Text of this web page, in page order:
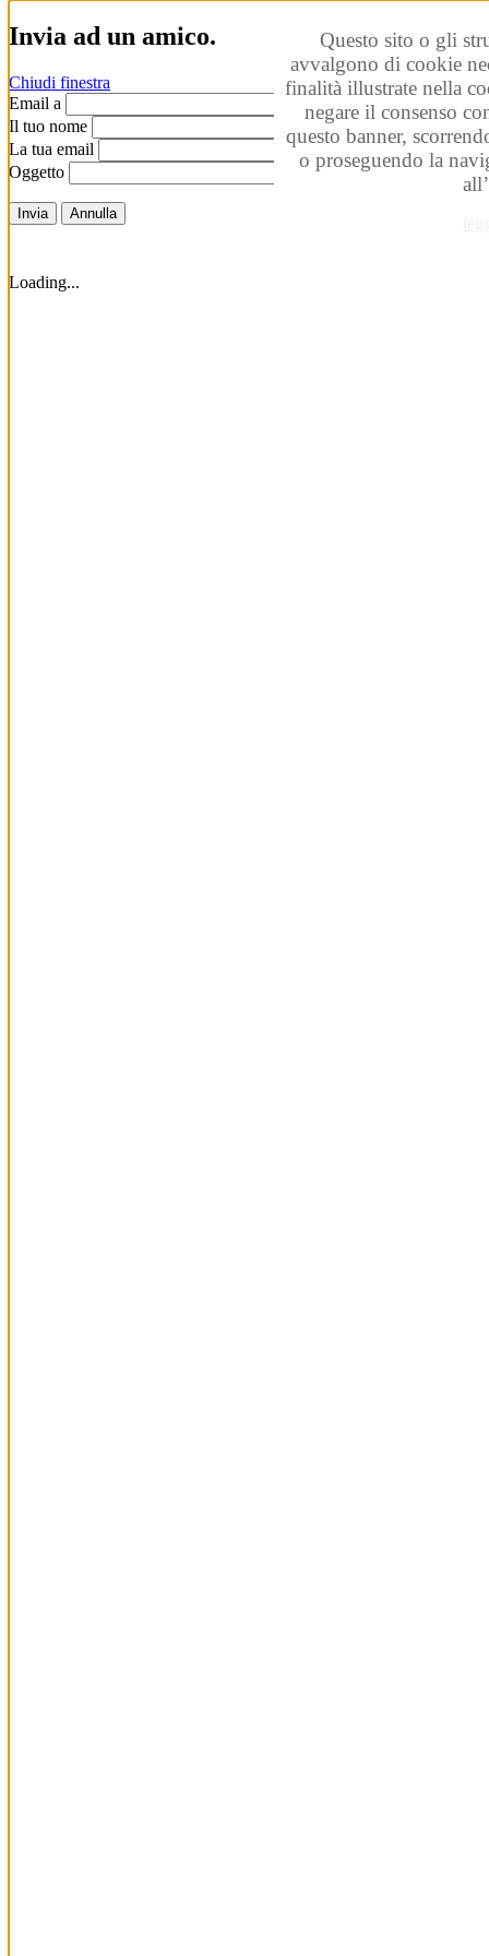
Questo sito o gli
avvalgono di cookie
finalità illustrate nella
negare il consenso
questo banner,
o proseguendo la
Loading...
Invia ad un amico.
Chiudi finestra
Email a
Il tuo nome
La tua email
Oggetto
Invia Annulla